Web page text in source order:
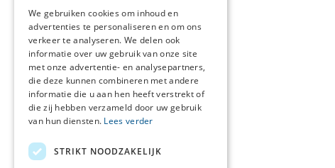
We gebruiken cookies om inhoud en
advertenties te personaliseren en om ons
verkeer te analyseren. We delen ook
informatie over uw gebruik van onze site
met onze advertentie- en analysepartners,
die deze kunnen combineren met andere
informatie die u aan hen heeft verstrekt of
die zij hebben verzameld door uw gebruik
van hun diensten. Lees verder
STRIKT NOODZAKELIJK